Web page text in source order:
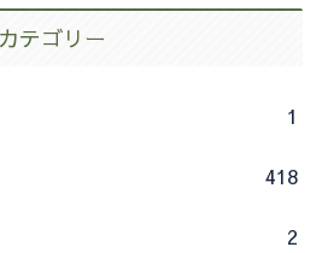
カテゴリー
1
418
2